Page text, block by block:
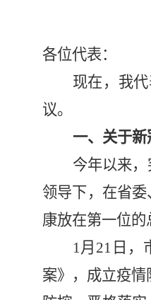
各位代表：
现在，我
议。
一、关于
今年以来
领导下，在省
康放在第一位
1月 21 日，
案》，成立疫